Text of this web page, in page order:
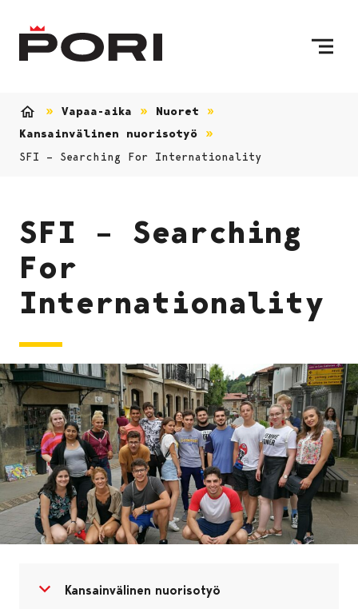
Vapaa-aika
Nuoret
Kansainvälinen nuorisotyö
SFI – Searching For Internationality
SFI – Searching
For
Internationality
Avaa valikko
Sulje valikko
Kansainvälinen nuorisotyö